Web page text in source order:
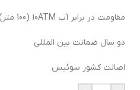
مقاومت در برابر آب 10ATM (100 متر)
دو سال ضمانت بین المللی
اصالت کشور سوئیس